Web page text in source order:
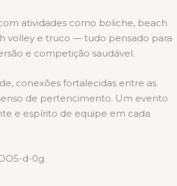
atividades como boliche, beach
volley e truco — tudo pensado para
e competição saudável.
conexões fortalecidas entre as
de pertencimento. Um evento
e espírito de equipe em cada
d-0g